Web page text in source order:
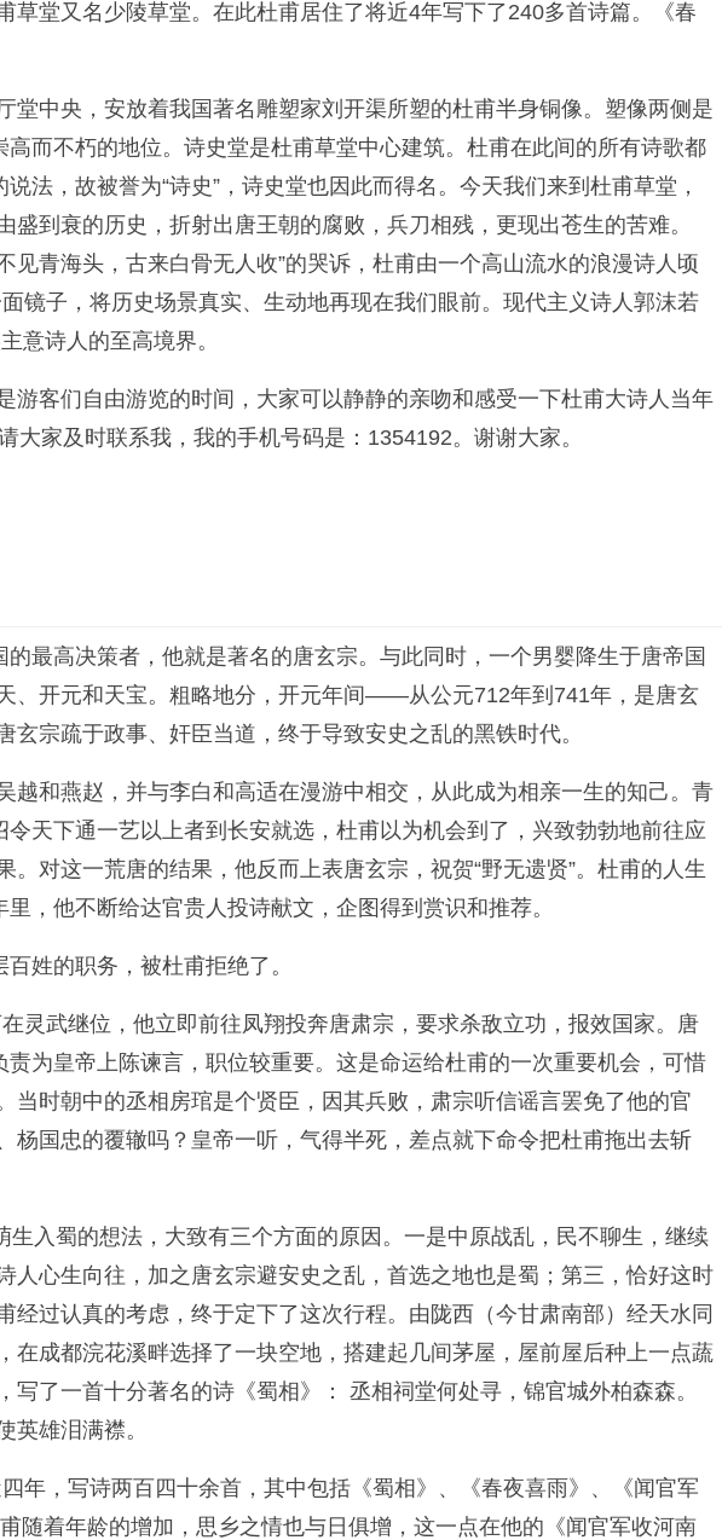
堂又名少陵草堂。在此杜甫居住了将近4年写下了240多首诗篇。《春
中央，安放着我国著名雕塑家刘开渠所塑的杜甫半身铜像。塑像两侧是
而不朽的地位。诗史堂是杜甫草堂中心建筑。杜甫在此间的所有诗歌都
法，故被誉为“诗史”，诗史堂也因此而得名。今天我们来到杜甫草堂，
到衰的历史，折射出唐王朝的腐败，兵刀相残，更现出苍生的苦难。
青海头，古来白骨无人收”的哭诉，杜甫由一个高山流水的浪漫诗人顷
镜子，将历史场景真实、生动地再现在我们眼前。现代主义诗人郭沫若
意诗人的至高境界。
客们自由游览的时间，大家可以静静的亲吻和感受一下杜甫大诗人当年
家及时联系我，我的手机号码是：1354192。谢谢大家。
最高决策者，他就是著名的唐玄宗。与此同时，一个男婴降生于唐帝国
、开元和天宝。粗略地分，开元年间——从公元712年到741年，是唐玄
宗疏于政事、奸臣当道，终于导致安史之乱的黑铁时代。
和燕赵，并与李白和高适在漫游中相交，从此成为相亲一生的知己。青
天下通一艺以上者到长安就选，杜甫以为机会到了，兴致勃勃地前往应
对这一荒唐的结果，他反而上表唐玄宗，祝贺“野无遗贤”。杜甫的人生
，他不断给达官贵人投诗献文，企图得到赏识和推荐。
姓的职务，被杜甫拒绝了。
灵武继位，他立即前往凤翔投奔唐肃宗，要求杀敌立功，报效国家。唐
为皇帝上陈谏言，职位较重要。这是命运给杜甫的一次重要机会，可惜
时朝中的丞相房琯是个贤臣，因其兵败，肃宗听信谣言罢免了他的官
国忠的覆辙吗？皇帝一听，气得半死，差点就下命令把杜甫拖出去斩
入蜀的想法，大致有三个方面的原因。一是中原战乱，民不聊生，继续
心生向往，加之唐玄宗避安史之乱，首选之地也是蜀；第三，恰好这时
过认真的考虑，终于定下了这次行程。由陇西（今甘肃南部）经天水同
成都浣花溪畔选择了一块空地，搭建起几间茅屋，屋前屋后种上一点蔬
了一首十分著名的诗《蜀相》： 丞相祠堂何处寻，锦官城外柏森森。
雄泪满襟。
年，写诗两百四十余首，其中包括《蜀相》、《春夜喜雨》、《闻官军
随着年龄的增加，思乡之情也与日俱增，这一点在他的《闻官军收河南